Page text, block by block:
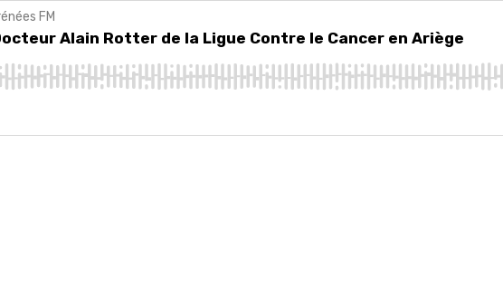
Docteur Alain Rotter de la Ligue Contre le Cancer en Ariège
FM
Alain Rotter de la Ligue Contre le Cancer en Ariège